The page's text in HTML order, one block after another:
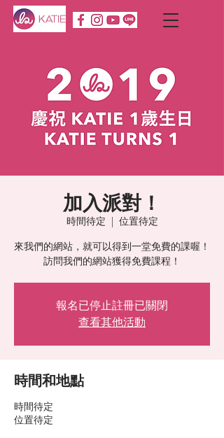
加入派對！
時間待定
  |
位置待定
來我們的網站，就可以得到一堂免費的課喔！
訪問我們的網站獲得免費課程！
報名已停止註冊已關閉
查看其他活動
時間和地點
時間待定
位置待定